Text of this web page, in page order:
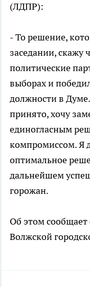
(ЛДПР):
- То решение,
заседании, скажу
политические
выборах и
должности в
принято, хочу
единогласным
компромиссом. Я
оптимальное
дальнейшем
горожан.
Об этом
Волжской